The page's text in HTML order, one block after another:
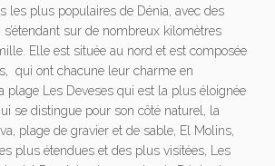
les plus populaires de Dénia, avec des
sur de nombreux kilomètres
Elle est située au nord et est composée
qui ont chacune leur charme en
plage Les Deveses qui est la plus éloignée
se distingue pour son côté naturel, la
plage de gravier et de sable, El Molins,
plus étendues et des plus visitées, Les